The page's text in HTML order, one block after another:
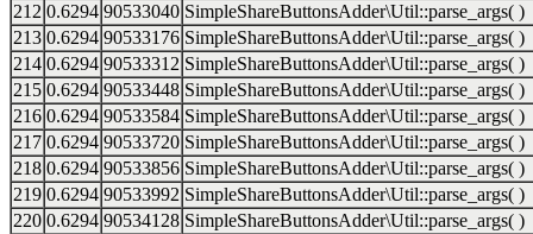
212 0.6294 90533040 SimpleShareButtonsAdder\Util::parse_args( )
213 0.6294 90533176 SimpleShareButtonsAdder\Util::parse_args( )
214 0.6294 90533312 SimpleShareButtonsAdder\Util::parse_args( )
215 0.6294 90533448 SimpleShareButtonsAdder\Util::parse_args( )
216 0.6294 90533584 SimpleShareButtonsAdder\Util::parse_args( )
217 0.6294 90533720 SimpleShareButtonsAdder\Util::parse_args( )
218 0.6294 90533856 SimpleShareButtonsAdder\Util::parse_args( )
219 0.6294 90533992 SimpleShareButtonsAdder\Util::parse_args( )
220 0.6294 90534128 SimpleShareButtonsAdder\Util::parse_args( )